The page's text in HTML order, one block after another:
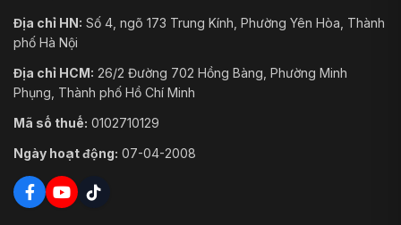
Địa chỉ HN: Số 4, ngõ 173 Trung Kính, Phường Yên Hòa, Thành
phố Hà Nội
Địa chỉ HCM: 26/2 Đường 702 Hồng Bàng, Phường Minh
Phụng, Thành phố Hồ Chí Minh
Mã số thuế: 0102710129
Ngày hoạt động: 07-04-2008